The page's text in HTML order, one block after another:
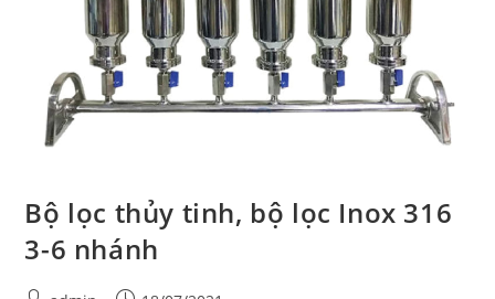
Bộ lọc thủy tinh, bộ lọc Inox 316
3-6 nhánh